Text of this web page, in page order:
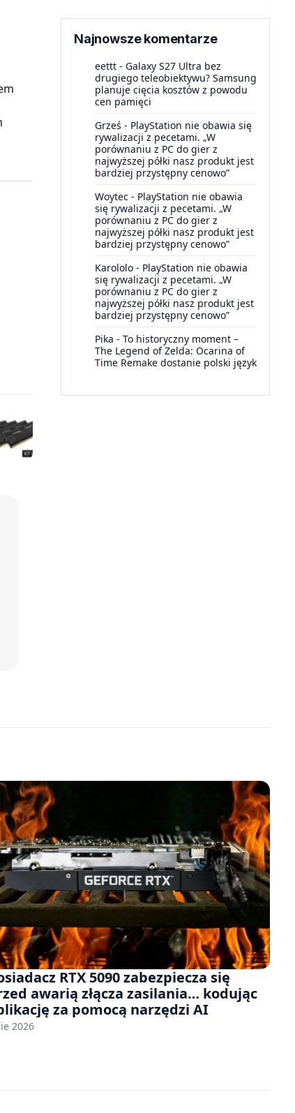
Najnowsze komentarze
eettt - Galaxy S27 Ultra bez
drugiego teleobiektywu? Samsung
planuje cięcia kosztów z powodu
cen pamięci
Grześ - PlayStation nie obawia się
rywalizacji z pecetami. „W
porównaniu z PC do gier z
najwyższej półki nasz produkt jest
bardziej przystępny cenowo”
Woytec - PlayStation nie obawia
się rywalizacji z pecetami. „W
porównaniu z PC do gier z
najwyższej półki nasz produkt jest
bardziej przystępny cenowo”
Karololo - PlayStation nie obawia
się rywalizacji z pecetami. „W
porównaniu z PC do gier z
najwyższej półki nasz produkt jest
bardziej przystępny cenowo”
Pika - To historyczny moment –
The Legend of Zelda: Ocarina of
Time Remake dostanie polski język
RTX 5090 zabezpiecza się
awarią złącza zasilania… kodując
za pomocą narzędzi AI
2026